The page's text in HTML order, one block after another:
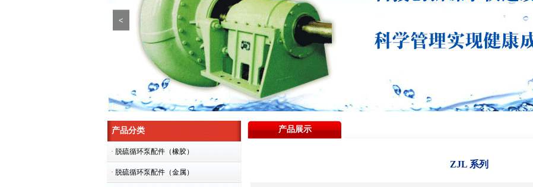
<
产品分类
· 脱硫循环泵配件（橡胶）
· 脱硫循环泵配件（金属）
产品展示
ZJL 系列